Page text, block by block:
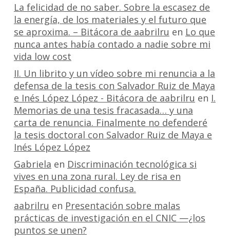
La felicidad de no saber. Sobre la escasez de
la energía, de los materiales y el futuro que
se aproxima. – Bitácora de aabrilru en Lo que
nunca antes había contado a nadie sobre mi
vida low cost
II. Un librito y un vídeo sobre mi renuncia a la
defensa de la tesis con Salvador Ruiz de Maya
e Inés López López - Bitácora de aabrilru en I.
Memorias de una tesis fracasada… y una
carta de renuncia. Finalmente no defenderé
la tesis doctoral con Salvador Ruiz de Maya e
Inés López López
Gabriela en Discriminación tecnológica si
vives en una zona rural. Ley de risa en
España. Publicidad confusa.
aabrilru en Presentación sobre malas
prácticas de investigación en el CNIC —¿los
puntos se unen?